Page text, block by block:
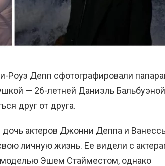
Депп сфотографировали
— 26-летней Даниэль
друг от друга.
актеров Джонни Деппа и
личную жизнь. Ее видели с
Эшем Стайместом, однако